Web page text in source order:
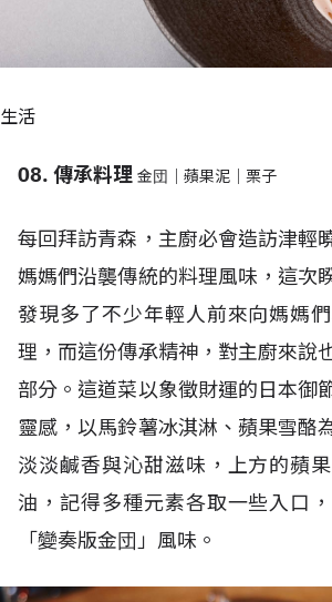
生活
08. 傳承料理 金団｜蘋果泥｜栗子
每回拜訪青森，主廚必會造訪津輕
媽媽們沿襲傳統的料理風味，這次
發現多了不少年輕人前來向媽媽
理，而這份傳承精神，對主廚來說
部分。這道菜以象徵財運的日本御
靈感，以馬鈴薯冰淇淋、蘋果雪酪
淡淡鹹香與沁甜滋味，上方的蘋
油，記得多種元素各取一些入口
「變奏版金団」風味。